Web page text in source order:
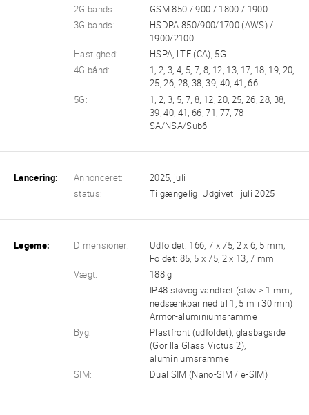
2G bands:
GSM 850 / 900 / 1800 / 1900
3G bands:
HSDPA 850/900/1700 (AWS) /
1900/2100
Hastighed:
HSPA, LTE (CA), 5G
4G bånd:
1, 2, 3, 4, 5, 7, 8, 12, 13, 17, 18, 19, 20,
25, 26, 28, 38, 39, 40, 41, 66
5G:
1, 2, 3, 5, 7, 8, 12, 20, 25, 26, 28, 38,
39, 40, 41, 66, 71, 77, 78
SA/NSA/Sub6
Lancering: Annonceret:
2025, juli
status:
Tilgængelig. Udgivet i juli 2025
Legeme: Dimensioner:
Udfoldet: 166, 7 x 75, 2 x 6, 5 mm;
Foldet: 85, 5 x 75, 2 x 13, 7 mm
Vægt:
188 g
IP48 støvog vandtæt (støv > 1 mm;
nedsænkbar ned til 1, 5 m i 30 min)
Armor-aluminiumsramme
Byg:
Plastfront (udfoldet), glasbagside
(Gorilla Glass Victus 2),
aluminiumsramme
SIM:
Dual SIM (Nano-SIM / e-SIM)